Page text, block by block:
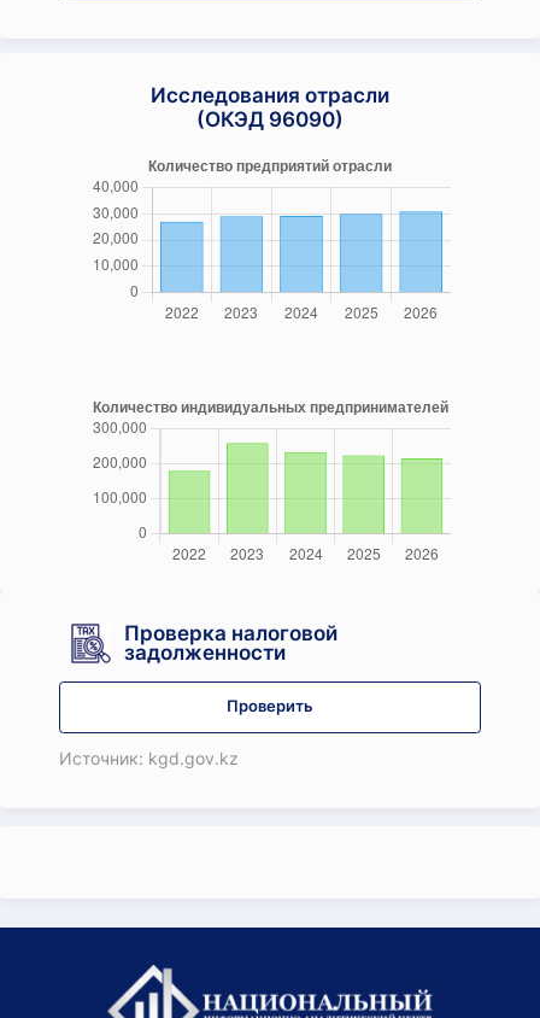
Исследования отрасли
(ОКЭД 96090)
Проверка налоговой
задолженности
Проверить
Источник: kgd.gov.kz